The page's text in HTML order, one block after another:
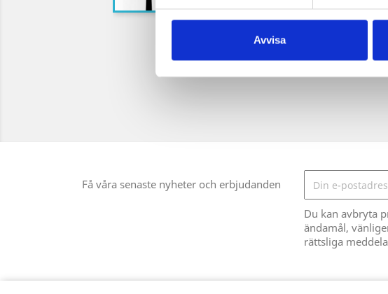
Avvisa
Få våra senaste nyheter och erbjudanden
Du kan avbryta
ändamål,
rättsliga